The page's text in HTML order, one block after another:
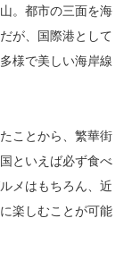
。都市の三面を海
が、国際港として
様で美しい海岸線
ことから、繁華街
といえば必ず食べ
メはもちろん、近
楽しむことが可能